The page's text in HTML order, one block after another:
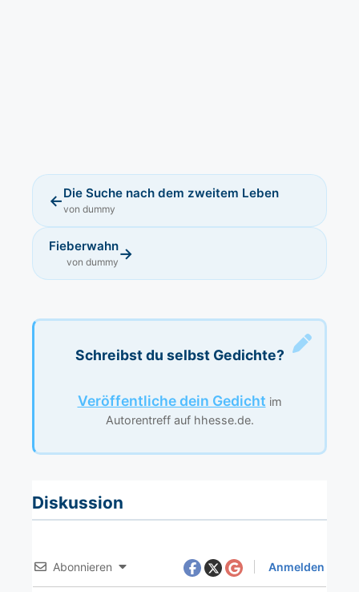
←Die Suche nach dem zweitem Leben
von dummy
Fieberwahn
von dummy →
Schreibst du selbst Gedichte?
Veröffentliche dein Gedicht im
Autorentreff auf hhesse.de.
Diskussion
Abonnieren Anmelden